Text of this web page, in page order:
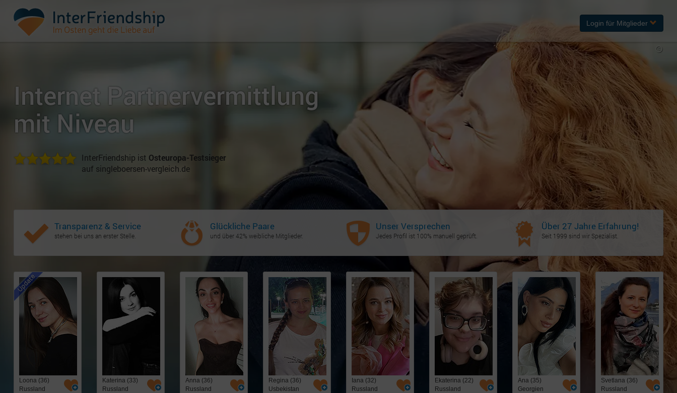
Internet Partnervermittlung
mit Niveau
InterFriendship ist Osteuropa-Testsieger
auf singleboersen-vergleich.de
Transparenz & Service
stehen bei uns an erster Stelle.
Glückliche Paare
und über 42% weibliche Mitglieder.
Unser Versprechen
Jedes Profil ist 100% manuell geprüft.
Über 27 Jahre Erfahrung!
Seit 1999 sind wir Spezialist.
Loona (36)
Russland
Katerina (33)
Russland
Anna (36)
Russland
Regina (36)
Usbekistan
Iana (32)
Russland
Ekaterina (22)
Russland
Ana (35)
Georgien
Svetlana (36)
Russland
Login für Mitglieder